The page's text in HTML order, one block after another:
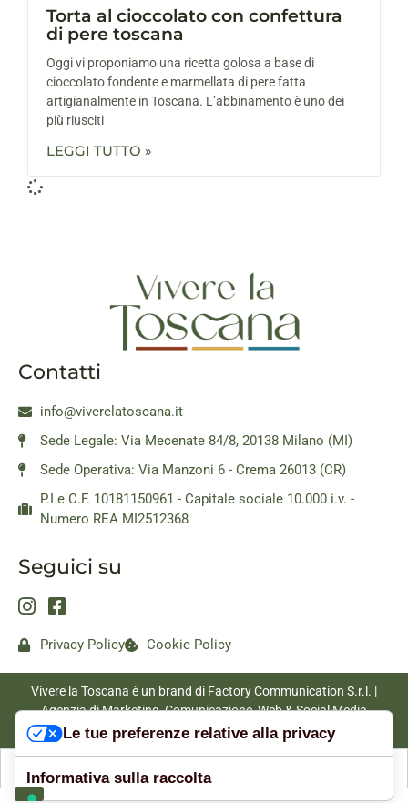
Torta al cioccolato con confettura
di pere toscana
Oggi vi proponiamo una ricetta golosa a base di
cioccolato fondente e marmellata di pere fatta
artigianalmente in Toscana. L’abbinamento è uno dei
più riusciti
LEGGI TUTTO »
Contatti
info@viverelatoscana.it
Sede Legale: Via Mecenate 84/8, 20138 Milano (MI)
Sede Operativa: Via Manzoni 6 - Crema 26013 (CR)
P.I e C.F. 10181150961 - Capitale sociale 10.000 i.v. -
Numero REA MI2512368
Seguici su
Privacy Policy Cookie Policy
Vivere la Toscana è un brand di Factory Communication S.r.l. |
Agenzia di Marketing, Comunicazione, Web & Social Media
|www.factorycommunication.it
Le tue preferenze relative alla privacy
Informativa sulla raccolta